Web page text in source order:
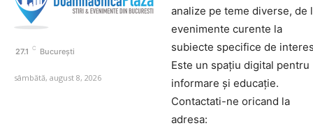
27.1 C București
sâmbătă, august 8, 2026
analize pe teme diverse, de
evenimente curente la
subiecte specifice de
Este un spațiu digital pentru
informare și educație.
Contactati-ne oricand la
adresa: